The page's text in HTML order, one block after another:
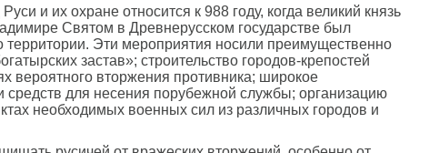
и их охране относится к 988 году, когда великий князь
Святом в Древнерусском государстве был
Эти мероприятия носили преимущественно
застав»; строительство городов-крепостей
вероятного вторжения противника; широкое
для несения порубежной службы; организацию
необходимых военных сил из различных городов и